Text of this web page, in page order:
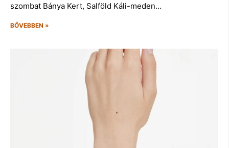
szombat Bánya Kert, Salföld Káli-meden…
BŐVEBBEN »